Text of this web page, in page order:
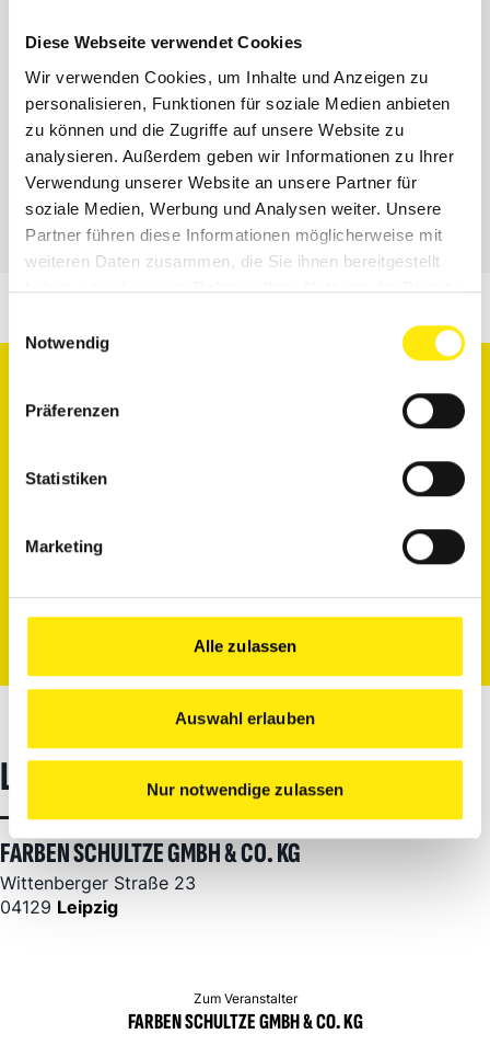
Diese Webseite verwendet Cookies
Wir verwenden Cookies, um Inhalte und Anzeigen zu
personalisieren, Funktionen für soziale Medien anbieten
zu können und die Zugriffe auf unsere Website zu
analysieren. Außerdem geben wir Informationen zu Ihrer
Verwendung unserer Website an unsere Partner für
soziale Medien, Werbung und Analysen weiter. Unsere
Partner führen diese Informationen möglicherweise mit
weiteren Daten zusammen, die Sie ihnen bereitgestellt
haben oder die sie im Rahmen Ihrer Nutzung der Dienste
Notwendig
Präferenzen
Statistiken
Marketing
Alle zulassen
Auswahl erlauben
Nur notwendige zulassen
Nachtweide 96
39124Magdeburg
Mittwoch, 29.05.2024
Farben Schultze GmbH & Co. KG
Dr.-Troch-Straße
99867Gotha
Donnerstag, 30.05.2024
max. 20 Personen | Weitere Termine in Magdeburg &
39,- € PRO TEILNEHMER ZZGL. MWST.
LOCATION
FARBEN SCHULTZE GMBH & CO. KG
Wittenberger Straße 23
04129 Leipzig
Zum Veranstalter
FARBEN SCHULTZE GMBH & CO. KG